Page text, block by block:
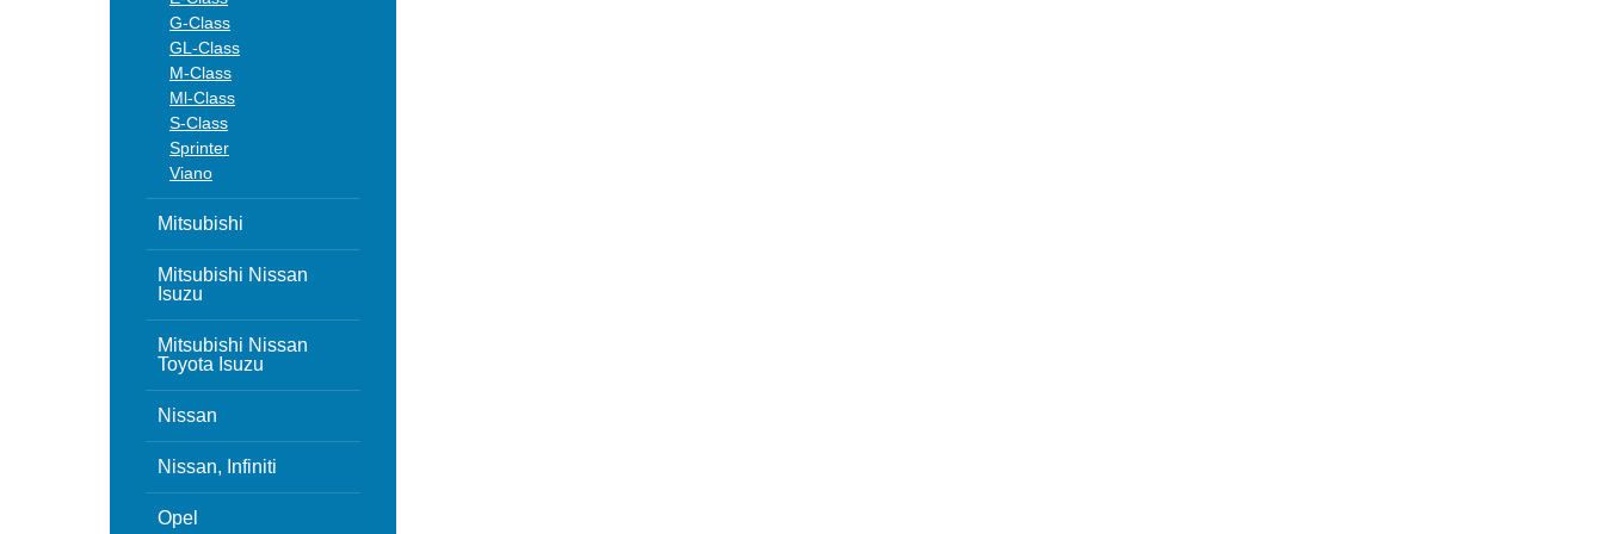
G-Class
GL-Class
M-Class
Ml-Class
S-Class
Sprinter
Viano
Mitsubishi
Mitsubishi Nissan
Isuzu
Mitsubishi Nissan
Toyota Isuzu
Nissan
Nissan, Infiniti
Opel